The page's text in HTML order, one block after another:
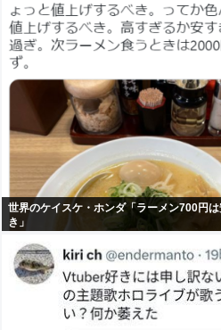
世界のケイスケ・ホンダ「ラーメン700円
き」